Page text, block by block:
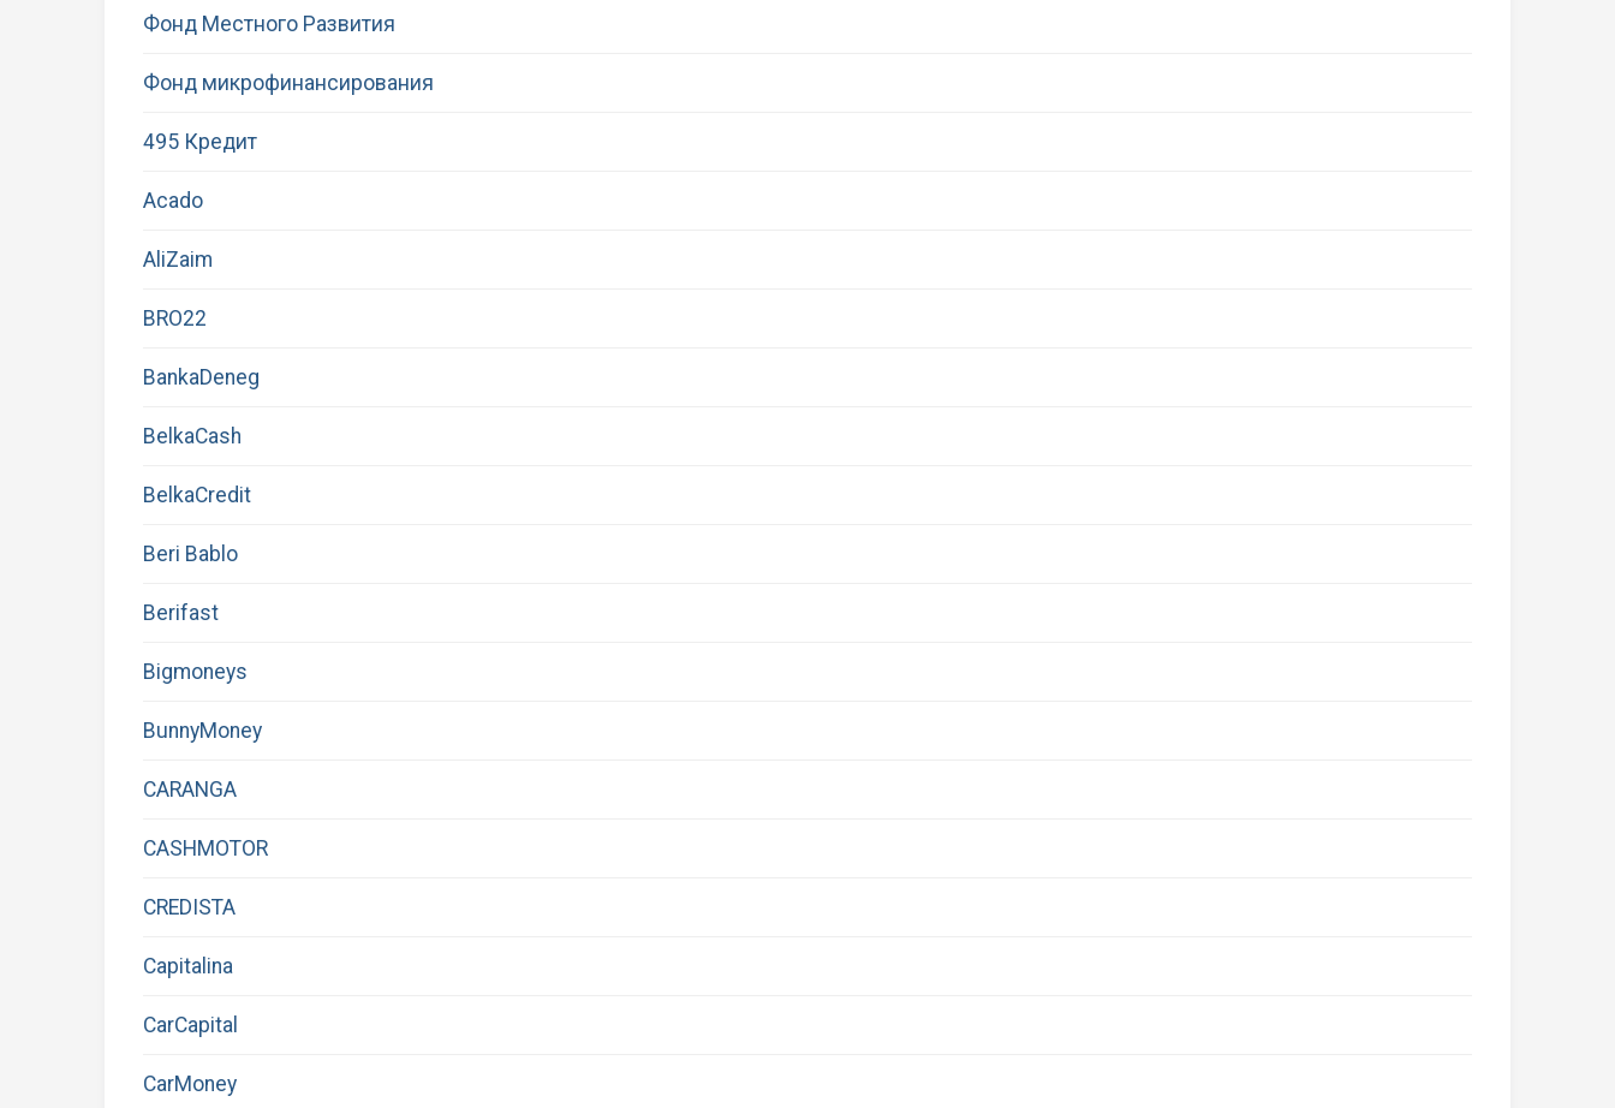
Фонд Местного Развития
Фонд микрофинансирования
495 Кредит
Acado
AliZaim
BRO22
BankaDeneg
BelkaCash
BelkaCredit
Beri Bablo
Berifast
Bigmoneys
BunnyMoney
CARANGA
CASHMOTOR
CREDISTA
Capitalina
CarCapital
CarMoney